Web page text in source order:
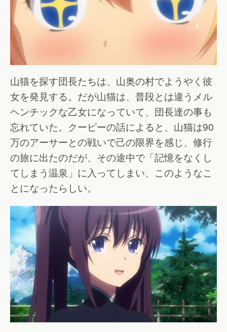
山猫を探す団長たちは、山奥の村でようやく彼
女を発見する。だが山猫は、普段とは違うメル
ヘンチックな乙女になっていて、団長達の事も
忘れていた。クーピーの話によると、山猫は90
万のアーサーとの戦いで己の限界を感じ、修行
の旅に出たのだが、その途中で「記憶をなくし
てしまう温泉」に入ってしまい、このようなこ
とになったらしい。